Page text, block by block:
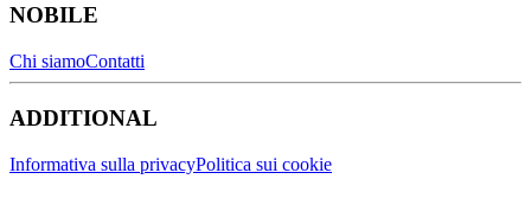
NOBILE
Chi siamoContatti
ADDITIONAL
Informativa sulla privacyPolitica sui cookie